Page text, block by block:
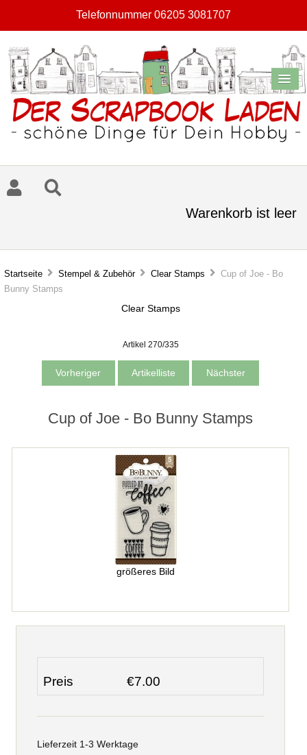
Telefonnummer 06205 3081707
Warenkorb ist leer
Startseite Stempel & Zubehör Clear Stamps
Cup of Joe - Bo
Bunny Stamps
Clear Stamps
Artikel 270/335
Vorheriger Artikelliste Nächster
Cup of Joe - Bo Bunny Stamps
größeres Bild
Preis €7.00
Lieferzeit 1-3 Werktage